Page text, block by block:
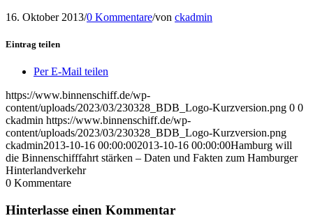
16. Oktober 2013/0 Kommentare/von ckadmin
Eintrag teilen
Per E-Mail teilen
https://www.binnenschiff.de/wp-
content/uploads/2023/03/230328_BDB_Logo-Kurzversion.png 0 0
ckadmin https://www.binnenschiff.de/wp-
content/uploads/2023/03/230328_BDB_Logo-Kurzversion.png
ckadmin2013-10-16 00:00:002013-10-16 00:00:00Hamburg will
die Binnenschifffahrt stärken – Daten und Fakten zum Hamburger
Hinterlandverkehr
0 Kommentare
Hinterlasse einen Kommentar